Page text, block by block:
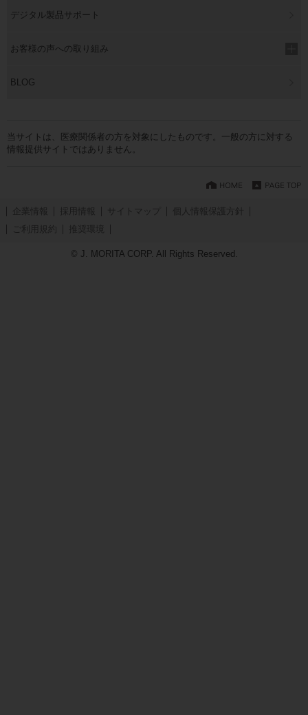
デジタル製品サポート
お客様の声への取り組み
BLOG
当サイトは、医療関係者の方を対象にしたものです。一般の方に対する
情報提供サイトではありません。
企業情報 採用情報 サイトマップ
個人情報保護方針
ご利用規約
推奨環境
© J. MORITA CORP. All Rights Reserved.